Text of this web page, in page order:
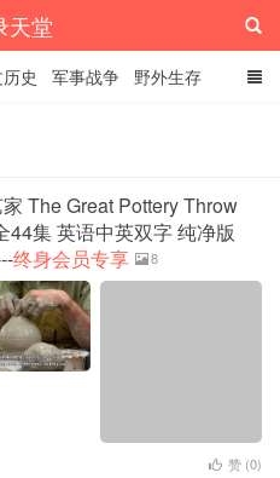
天堂
史 军事战争 野外生存
The Great Pottery Throw
集 英语中英双字 纯净版
终身会员专享 8
赞 (0)